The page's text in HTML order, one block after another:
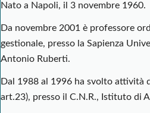
Nato a Napoli, il 3 novembre 1960.
Da novembre 2001 è professore
gestionale, presso la Sapienza
Antonio Ruberti.
Dal 1988 al 1996 ha svolto attività
art.23), presso il C.N.R., Istituto di